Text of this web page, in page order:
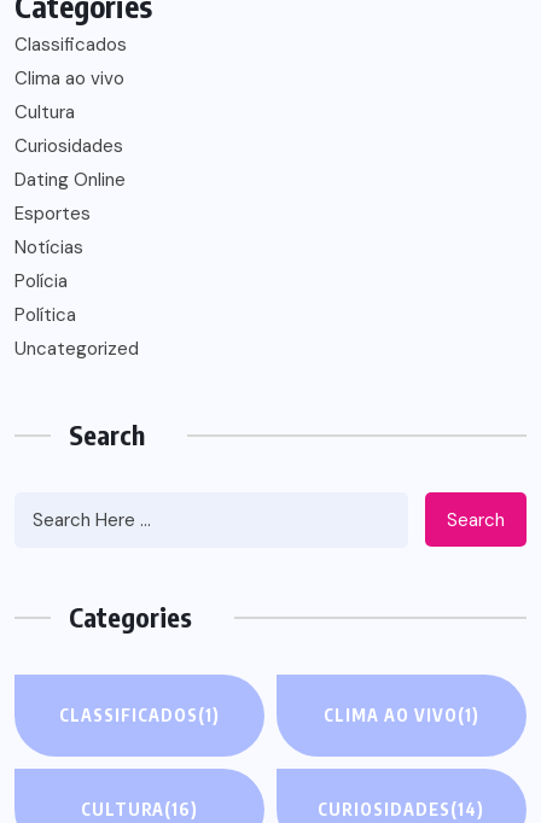
Classificados
Clima ao vivo
Cultura
Curiosidades
Dating Online
Esportes
Notícias
Polícia
Política
Uncategorized
Search
Search
Categories
CLASSIFICADOS(1) CLIMA AO VIVO(1)
CULTURA(16) CURIOSIDADES(14)